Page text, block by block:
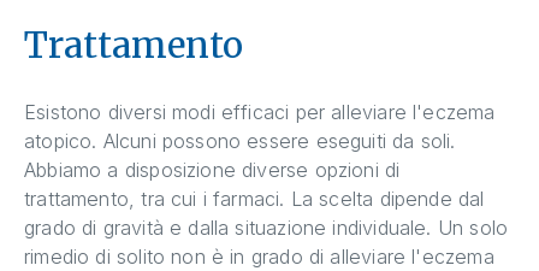
Trattamento
Esistono diversi modi efficaci per alleviare l'eczema
atopico. Alcuni possono essere eseguiti da soli.
Abbiamo a disposizione diverse opzioni di
trattamento, tra cui i farmaci. La scelta dipende dal
grado di gravità e dalla situazione individuale. Un solo
rimedio di solito non è in grado di alleviare l'eczema